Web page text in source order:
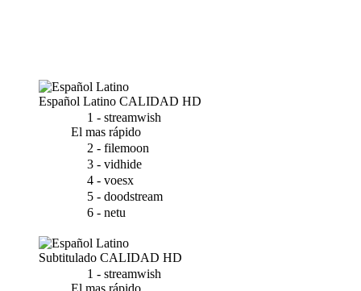
Español Latino CALIDAD HD
1 - streamwish
El mas rápido
2 - filemoon
3 - vidhide
4 - voesx
5 - doodstream
6 - netu
Subtitulado CALIDAD HD
1 - streamwish
El mas rápido